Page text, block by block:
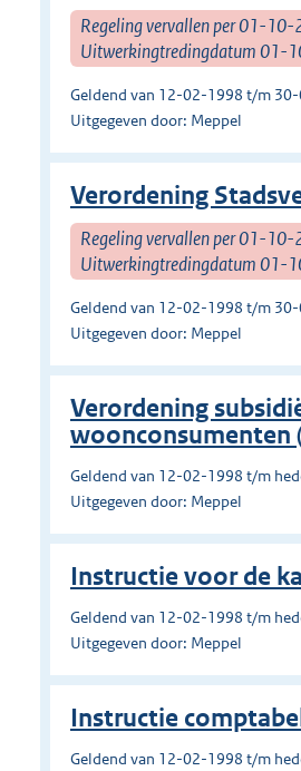
Regeling vervallen per 01-
Uitwerkingtredingdatum 01-
Geldend van 12-02-1998 t/m
Uitgegeven door: Meppel
Verordening
Regeling vervallen per 01-
Uitwerkingtredingdatum 01-
Geldend van 12-02-1998 t/m
Uitgegeven door: Meppel
Verordening
woonconsumenten
Geldend van 12-02-1998 t/m
Uitgegeven door: Meppel
Instructie voor de
Geldend van 12-02-1998 t/m
Uitgegeven door: Meppel
Instructie
Geldend van 12-02-1998 t/m